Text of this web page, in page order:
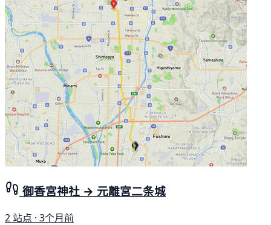
御香宮神社 → 元離宮二条城
2 站点 · 3个月前